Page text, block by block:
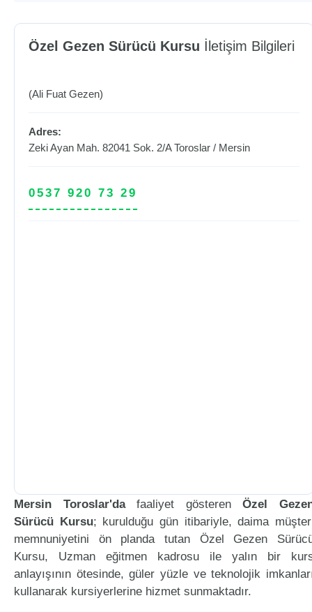
Özel Gezen Sürücü Kursu İletişim Bilgileri
(Ali Fuat Gezen)
Adres:
Zeki Ayan Mah. 82041 Sok. 2/AToroslar / Mersin
0537 920 73 29
Mersin Toroslar'dafaaliyet gösterenÖzel
Sürücü Kursu; kurulduğu gün itibariyle, daima
memnuniyetini ön planda tutan Özel Gezen
Kursu, Uzman eğitmen kadrosu ile yalın bir
anlayışının ötesinde, güler yüzle ve teknolojik
kullanarak kursiyerlerine hizmet sunmaktadır.